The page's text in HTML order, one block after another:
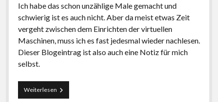
Ich habe das schon unzählige Male gemacht und
schwierig ist es auch nicht. Aber da meist etwas Zeit
vergeht zwischen dem Einrichten der virtuellen
Maschinen, muss ich es fast jedesmal wieder nachlesen.
Dieser Blogeintrag ist also auch eine Notiz für mich
selbst.
WeiterlesenGasterweiterungen
in